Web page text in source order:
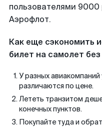
пользователями
Аэрофлот.
Как еще сэкономить
билет на самолет
У разных авиакомпаний
различаются по цене.
Лететь транзитом
конечных пунктов.
Покупайте туда и